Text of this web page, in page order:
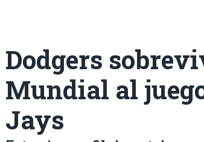
Dodgers
Mundial al
Jays